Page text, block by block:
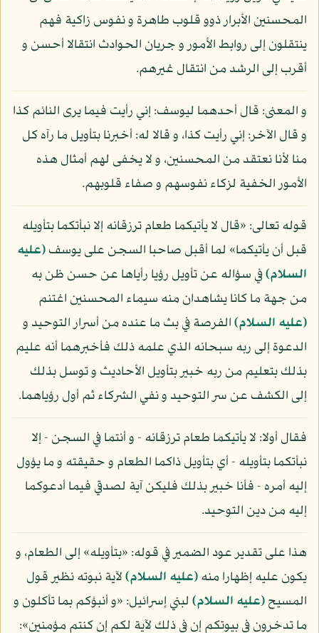
المحسنين الأبرار ذوو قلوب طاهرة و نفوس زاكية فهم
ينتقلون إلى روابط الأمور و جريان الحوادث انتقالا أحسن و
أقرب إلى الرشد من انتقال غيرهم.
و المعنى: قال أحدهما ليوسف: إني رأيت فيما يرى النائم كذا
و قال الآخر: إني رأيت كذا، و قالا له: أخبرنا بتأويل ما رآه كل
منا لأنا نعتقد من المحسنين، و لا يخفى لهم أمثال هذه
الأمور الخفية لزكاء نفوسهم و صفاء قلوبهم.
قوله تعالى: «قال لا يأتيكما طعام ترزقانه إلا نبأتكما بتأويله
قبل أن يأتيكما» لما أقبل صاحبا السجن على يوسف(عليه
السلام)في سؤاله عن تأويل رؤيا رأياها عن حسن ظن به
من جهة ما كانا يشاهدان منه سيماء المحسنين اغتنم
(عليه السلام)الفرصة في بث ما عنده من أسرار التوحيد و
الدعوة إلى ربه سبحانه الذي علمه ذلك فأخبرهما أنه عليم
بذلك بتعليم من ربه خبير بتأويل الأحاديث و توسل بذلك
إلى الكشف عن سر التوحيد و نفي الشركاء ثم أول رؤياهما.
فقال أولا: لا يأتيكما طعام ترزقانه - و أنتما في السجن - إلا
نبأتكما بتأويله - أي بتأويل ذاكما الطعام و حقيقته و ما يؤول
إليه أمره - فأنا خبير بذلك فليكن آية لصدقي فيما أدعوكما
إليه من دين التوحيد.
هذا على تقدير عود الضمير في قوله: «بتأويله» إلى الطعام، و
يكون عليه إظهارا منه(عليه السلام)لآية نبوته نظير قول
المسيح(عليه السلام)لبني إسرائيل: «و أنبؤكم بما تأكلون و
ما تدخرون في بيوتكم إن في ذلك لآية لكم إن كنتم مؤمنين»: